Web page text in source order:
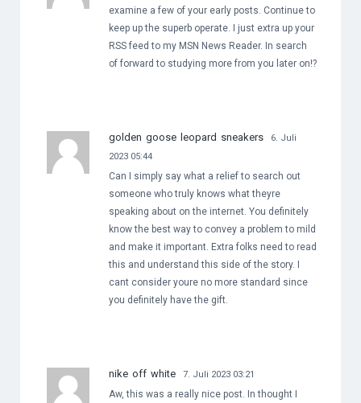
examine a few of your early posts. Continue to
keep up the superb operate. I just extra up your
RSS feed to my MSN News Reader. In search
of forward to studying more from you later on!?
golden goose leopard sneakers
6. Juli
2023 05:44
Can I simply say what a relief to search out
someone who truly knows what theyre
speaking about on the internet. You definitely
know the best way to convey a problem to mild
and make it important. Extra folks need to read
this and understand this side of the story. I
cant consider youre no more standard since
you definitely have the gift.
nike off white 7. Juli 2023 03:21
Aw, this was a really nice post. In thought I